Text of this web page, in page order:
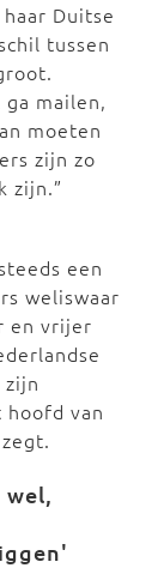
Duitse
tussen
mailen,
moeten
zijn zo
zijn.”
een
weliswaar
en vrijer
van
zegt.
wel,